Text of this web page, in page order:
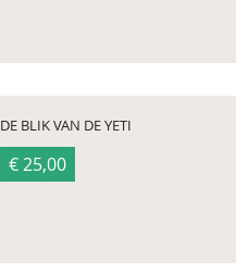
DE BLIK VAN DE YETI
€ 25,00